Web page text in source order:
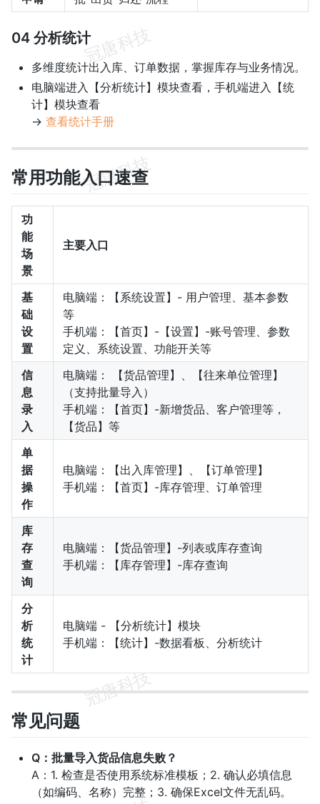
04 分析统计
多维度统计出入库、订单数据，掌握库存与业务情况。
电脑端进入【分析统计】模块查看，手机端进入【统
计】模块查看
→ 查看统计手册
常用功能入口速查
功
能
场
景
主要入口
基
础
设
置
电脑端：【系统设置】- 用户管理、基本参数
等
手机端：【首页】-【设置】-账号管理、参数
定义、系统设置、功能开关等
信
息
录
入
电脑端： 【货品管理】、【往来单位管理】
（支持批量导入）
手机端：【首页】-新增货品、客户管理等，
【货品】等
单
据
操
作
电脑端：【出入库管理】、【订单管理】
手机端：【首页】-库存管理、订单管理
库
存
查
询
电脑端：【货品管理】-列表或库存查询
手机端：【库存管理】-库存查询
分
析
统
计
电脑端 - 【分析统计】模块
手机端：【统计】-数据看板、分析统计
常见问题
Q：批量导入货品信息失败？
A：1. 检查是否使用系统标准模板；2. 确认必填信息
（如编码、名称）完整；3. 确保Excel文件无乱码。